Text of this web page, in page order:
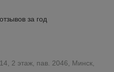
за год
2 этаж, пав. 2046, Минск,